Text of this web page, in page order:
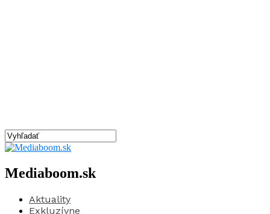
Mediaboom.sk
Aktuality
Exkluzívne